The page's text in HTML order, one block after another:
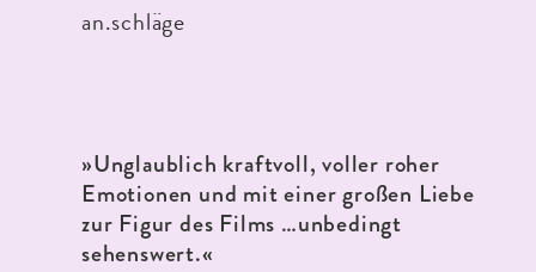
an.schläge
»Unglaublich kraftvoll, voller roher
Emotionen und mit einer großen Liebe
zur Figur des Films …unbedingt
sehenswert.«